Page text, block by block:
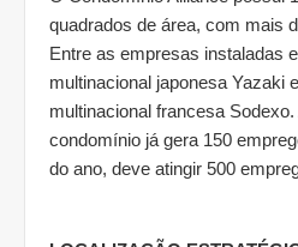
quadrados de área, com mais
Entre as empresas instaladas
multinacional japonesa Yazaki
multinacional francesa
condomínio já gera 150
do ano, deve atingir 500